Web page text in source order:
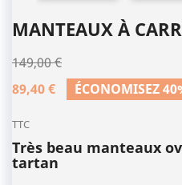
MANTEAUX À
149,00 €
89,40 €
ÉCONOMISEZ
TTC
Très beau manteaux
tartan